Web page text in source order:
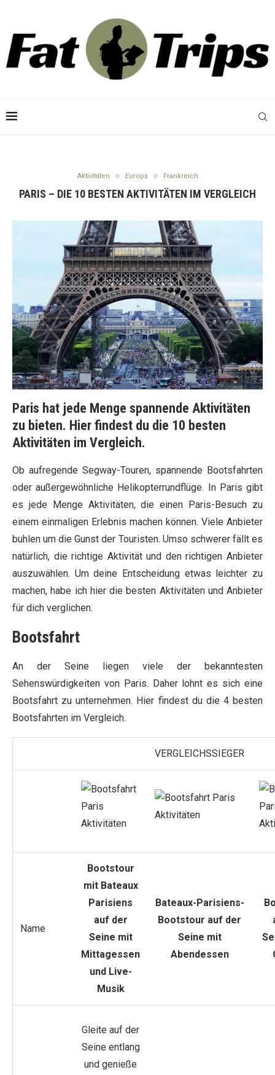
Aktivitäten Europa Frankreich
PARIS – DIE 10 BESTEN AKTIVITÄTEN IM VERGLEICH
Paris hat jede Menge spannende Aktivitäten
zu bieten. Hier findest du die 10 besten
Aktivitäten im Vergleich.
Ob aufregende Segway-Touren, spannende Bootsfahrten
oder außergewöhnliche Helikopterrundflüge. In Paris gibt
es jede Menge Aktivitäten, die einen Paris-Besuch zu
einem einmaligen Erlebnis machen können. Viele Anbieter
buhlen um die Gunst der Touristen. Umso schwerer fällt es
natürlich, die richtige Aktivität und den richtigen Anbieter
auszuwählen. Um deine Entscheidung etwas leichter zu
machen, habe ich hier die besten Aktivitäten und Anbieter
für dich verglichen.
Bootsfahrt
An der Seine liegen viele der bekanntesten
Sehenswürdigkeiten von Paris. Daher lohnt es sich eine
Bootsfahrt zu unternehmen. Hier findest du die 4 besten
Bootsfahrten im Vergleich.
VERGLEICHSSIEGER
Name
Bootstour
mit Bateaux
Parisiens
auf der
Seine mit
Mittagessen
und Live-
Musik
Bateaux-Parisiens-
Bootstour auf der
Seine mit
Abendessen
Gleite auf der
Seine entlang
und genieße